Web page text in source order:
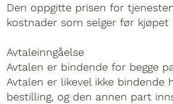
Den oppgitte prisen for
kostnader som selger før
Avtaleinngåelse
Avtalen er bindende for begge
Avtalen er likevel ikke
bestilling, og den annen part